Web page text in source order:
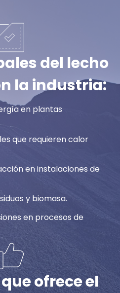
del lecho
la industria:
en plantas
que requieren calor
en instalaciones de
y biomasa.
en procesos de
ofrece el